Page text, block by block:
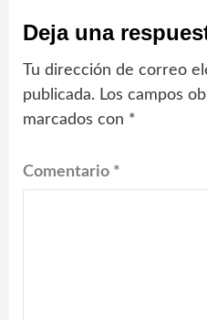
Deja una
Tu dirección de correo
publicada. Los campos
marcados con *
Comentario *